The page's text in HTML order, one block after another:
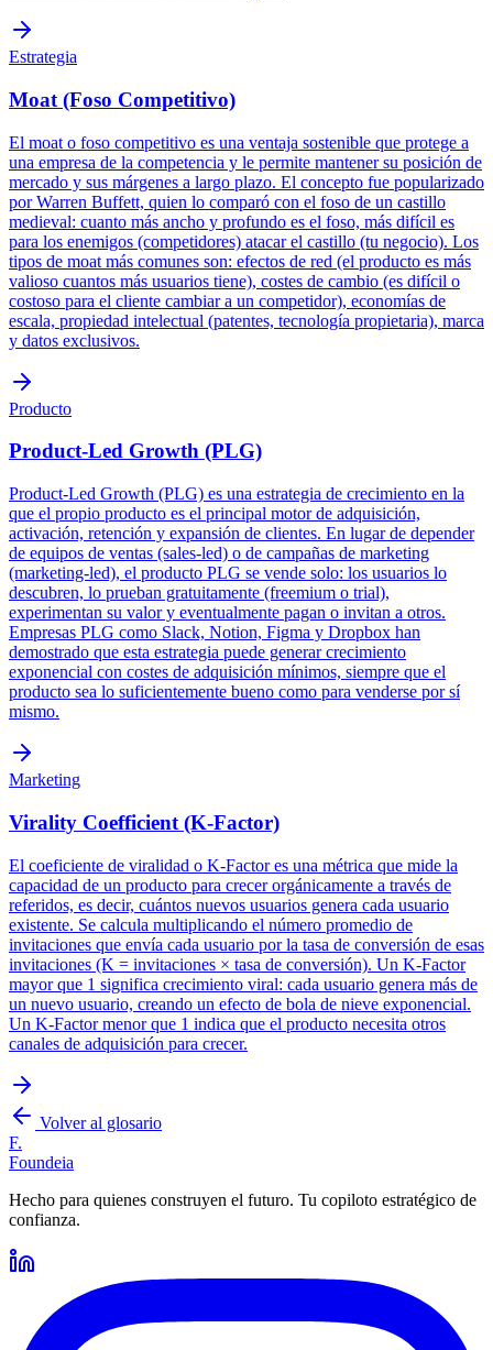
Estrategia
Moat (Foso Competitivo)
El moat o foso competitivo es una ventaja sostenible que protege a
una empresa de la competencia y le permite mantener su posición de
mercado y sus márgenes a largo plazo. El concepto fue popularizado
por Warren Buffett, quien lo comparó con el foso de un castillo
medieval: cuanto más ancho y profundo es el foso, más difícil es
para los enemigos (competidores) atacar el castillo (tu negocio). Los
tipos de moat más comunes son: efectos de red (el producto es más
valioso cuantos más usuarios tiene), costes de cambio (es difícil o
costoso para el cliente cambiar a un competidor), economías de
escala, propiedad intelectual (patentes, tecnología propietaria), marca
y datos exclusivos.
Producto
Product-Led Growth (PLG)
Product-Led Growth (PLG) es una estrategia de crecimiento en la
que el propio producto es el principal motor de adquisición,
activación, retención y expansión de clientes. En lugar de depender
de equipos de ventas (sales-led) o de campañas de marketing
(marketing-led), el producto PLG se vende solo: los usuarios lo
descubren, lo prueban gratuitamente (freemium o trial),
experimentan su valor y eventualmente pagan o invitan a otros.
Empresas PLG como Slack, Notion, Figma y Dropbox han
demostrado que esta estrategia puede generar crecimiento
exponencial con costes de adquisición mínimos, siempre que el
producto sea lo suficientemente bueno como para venderse por sí
mismo.
Marketing
Virality Coefficient (K-Factor)
El coeficiente de viralidad o K-Factor es una métrica que mide la
capacidad de un producto para crecer orgánicamente a través de
referidos, es decir, cuántos nuevos usuarios genera cada usuario
existente. Se calcula multiplicando el número promedio de
invitaciones que envía cada usuario por la tasa de conversión de esas
invitaciones (K = invitaciones × tasa de conversión). Un K-Factor
mayor que 1 significa crecimiento viral: cada usuario genera más de
un nuevo usuario, creando un efecto de bola de nieve exponencial.
Un K-Factor menor que 1 indica que el producto necesita otros
canales de adquisición para crecer.
Volver al glosario
F.
Foundeia
Hecho para quienes construyen el futuro. Tu copiloto estratégico de
confianza.